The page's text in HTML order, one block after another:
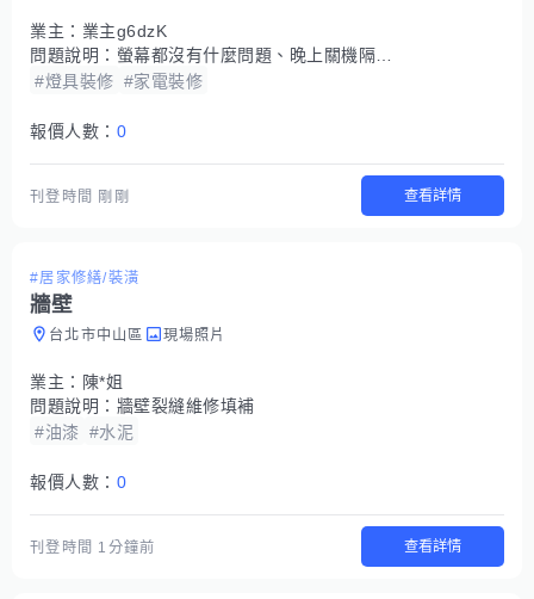
業主： 業主g6dzK
問題說明： 螢幕都沒有什麼問題、晚上關機隔天早上開機就閃4次紅燈開不了機、SONY. KDL-60NX720.2011年使用到現在都沒有叫修、叫修師傅說要換面板、這樣還有救嗎？
#燈具裝修 #家電裝修
報價人數： 0
刊登時間 剛剛 查看詳情
#居家修繕/裝潢
牆壁
台北市中山區 現場照片
業主： 陳*姐
問題說明： 牆壁裂縫維修填補
#油漆 #水泥
報價人數： 0
刊登時間 1分鐘前 查看詳情